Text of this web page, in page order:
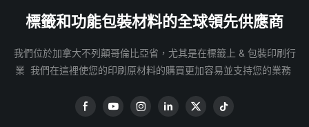
標籤和功能包裝材料的全球領先供應商
我們位於加拿大不列顛哥倫比亞省，尤其是在標籤上 & 包裝印刷行
業 我們在這裡使您的印刷原材料的購買更加容易並支持您的業務